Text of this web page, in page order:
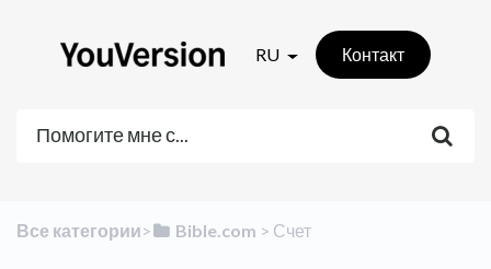
RU Контакт
Все категории​>​ ​Bible.com ​ > ​ ​Счет